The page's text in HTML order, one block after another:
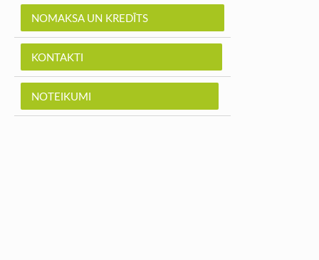
NOMAKSA UN KREDĪTS
KONTAKTI
NOTEIKUMI